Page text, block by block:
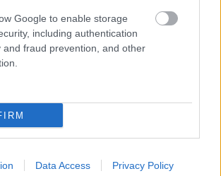
Google to enable storage
including authentication
and fraud prevention, and other
Data Access Privacy Policy
επίδομα έως 210
θα τα πάρετε
Βοηθός: Ανοίγουν οι